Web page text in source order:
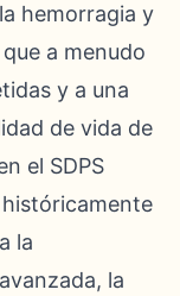
hemorragia y
a menudo
y a una
de vida de
el SDPS
la
la